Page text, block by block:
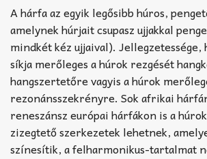
A hárfa az egyik legősibb húros,
amelynek húrjait csupasz ujjakkal
mindkét kéz ujjaival). Jellegzetessége,
síkja merőleges a húrok rezgését
hangszertetőre vagyis a húrok
rezonánsszekrényre. Sok afrikai
reneszánsz európai hárfákon is a
zizegtető szerkezetek lehetnek,
színesítik, a felharmonikus-tartalmat